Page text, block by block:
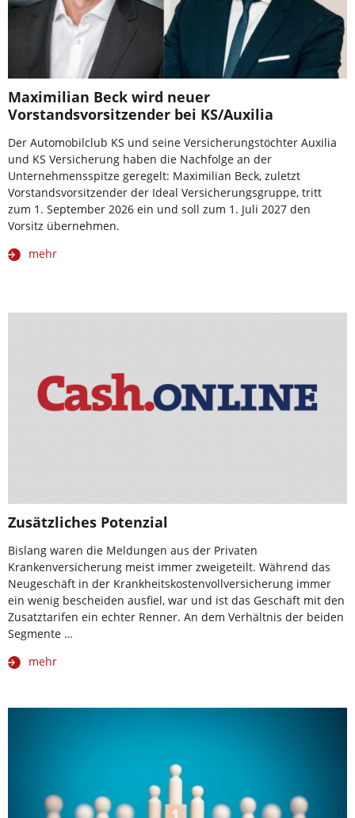
Maximilian Beck wird neuer
Vorstandsvorsitzender bei KS/Auxilia
Der Automobilclub KS und seine Versicherungstöchter Auxilia
und KS Versicherung haben die Nachfolge an der
Unternehmensspitze geregelt: Maximilian Beck, zuletzt
Vorstandsvorsitzender der Ideal Versicherungsgruppe, tritt
zum 1. September 2026 ein und soll zum 1. Juli 2027 den
Vorsitz übernehmen.
mehr
Zusätzliches Potenzial
Bislang waren die Meldungen aus der Privaten
Krankenversicherung meist immer zweigeteilt. Während das
Neugeschäft in der Krankheitskostenvollversicherung immer
ein wenig bescheiden ausfiel, war und ist das Geschäft mit den
Zusatztarifen ein echter Renner. An dem Verhältnis der beiden
Segmente …
mehr